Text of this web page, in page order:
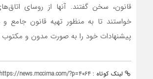
قانون، سخن گفتند. آنها از روسای
خواستند تا به منظور تهیه قانون جامع
پیشنهادات خود را به صورت مدون و مکتوب
لینک کوتاه : https://news.mccima.com/?p=4064